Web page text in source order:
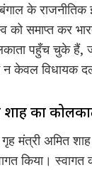
के
को समाप्त कर
पहुँच चुके हैं,
केवल विधायक दल
का
मंत्री अमित
किया।